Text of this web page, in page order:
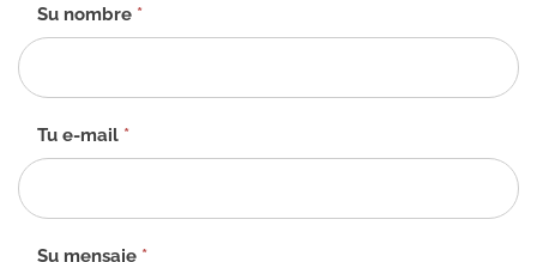
Formulario
de
contacto
-
Su nombre *
Tu e-mail *
Su mensaje *